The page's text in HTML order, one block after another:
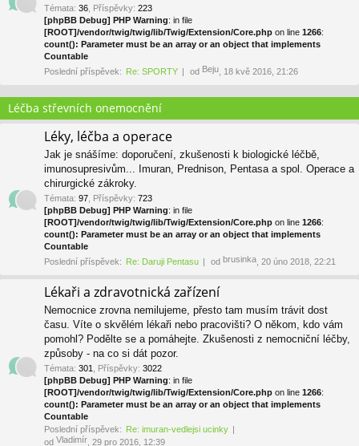
Témata: 36 Příspěvky: 223
[phpBB Debug] PHP Warning: in file
[ROOT]/vendor/twig/twig/lib/Twig/Extension/Core.php on line 1266:
count(): Parameter must be an array or an object that implements
Countable
Poslední příspěvek: Re: SPORTY od Beju , 18 kvě 2016, 21:26
Léčba střevních onemocnění
Léky, léčba a operace
Jak je snášíme: doporučení, zkušenosti k biologické léčbě,
imunosupresivům... Imuran, Prednison, Pentasa a spol. Operace a
chirurgické zákroky.
Témata: 97 Příspěvky: 723
[phpBB Debug] PHP Warning: in file
[ROOT]/vendor/twig/twig/lib/Twig/Extension/Core.php on line 1266:
count(): Parameter must be an array or an object that implements
Countable
Poslední příspěvek: Re: Daruji Pentasu od brusinka , 20 úno 2018, 22:21
Lékaři a zdravotnická zařízení
Nemocnice zrovna nemilujeme, přesto tam musím trávit dost
času. Víte o skvělém lékaři nebo pracovišti? O někom, kdo vám
pomohl? Podělte se a pomáhejte. Zkušenosti z nemocniční léčby,
způsoby - na co si dát pozor.
Témata: 301 Příspěvky: 3022
[phpBB Debug] PHP Warning: in file
[ROOT]/vendor/twig/twig/lib/Twig/Extension/Core.php on line 1266:
count(): Parameter must be an array or an object that implements
Countable
Poslední příspěvek: Re: imuran-vedlejsi ucinky
od Vladimír , 29 pro 2016, 12:39